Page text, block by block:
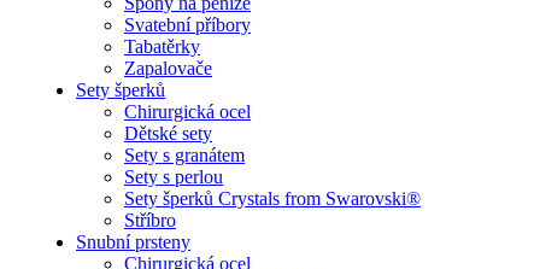
Svatební příbory
Tabatěrky
Zapalovače
Sety šperků
Chirurgická ocel
Dětské sety
Sety s granátem
Sety s perlou
Sety šperků Crystals from Swarovski®
Stříbro
Snubní prsteny
Chirurgická ocel